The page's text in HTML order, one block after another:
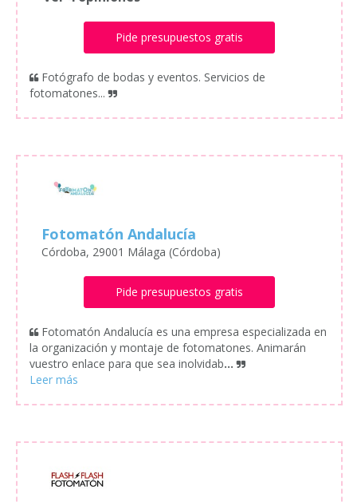
Pide presupuestos gratis
Fotógrafo de bodas y eventos. Servicios de
fotomatones...
Fotomatón Andalucía
Córdoba, 29001 Málaga (Córdoba)
Pide presupuestos gratis
Fotomatón Andalucía es una empresa especializada en
la organización y montaje de fotomatones. Animarán
vuestro enlace para que sea inolvidab...